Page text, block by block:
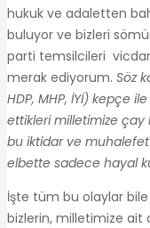
hukuk ve adaletten
buluyor ve bizleri
parti temsilcileri
merak ediyorum. Söz
HDP, MHP, İYİ) kepçe
ettikleri milletimize çay
bu iktidar ve muhalefet
elbette sadece hayal
İşte tüm bu olaylar bile
bizlerin, milletimize ait